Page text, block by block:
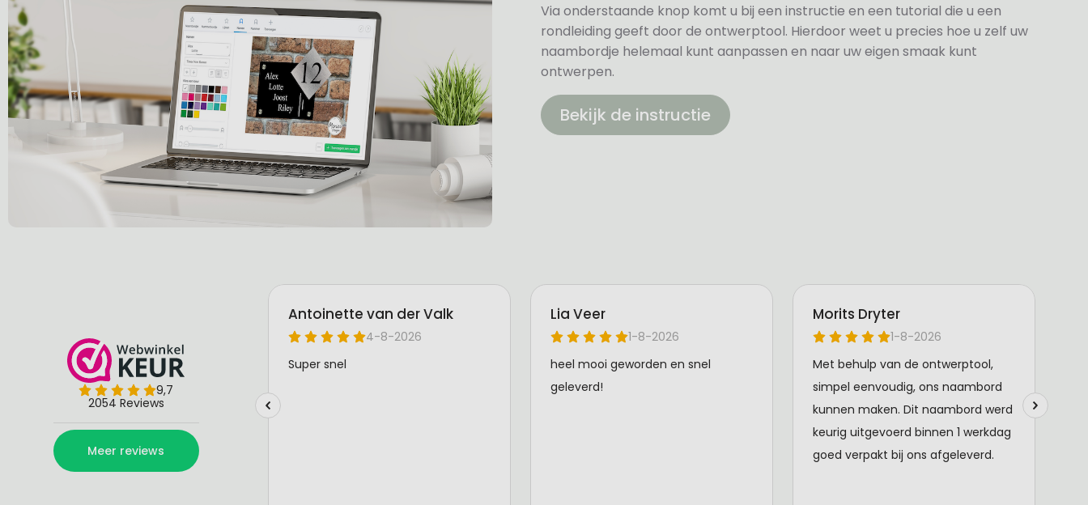
Via onderstaande knop komt u bij een instructie en een tutorial die u een
rondleiding geeft door de ontwerptool. Hierdoor weet u precies hoe u zelf uw
naambordje helemaal kunt aanpassen en naar uw eigen smaak kunt
ontwerpen.
Bekijk de instructie